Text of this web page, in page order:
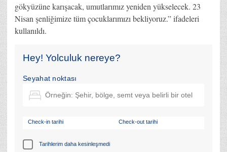
gökyüzüne karışacak, umutlarımız yeniden yükselecek. 23
Nisan şenliğimize tüm çocuklarımızı bekliyoruz.” ifadeleri
kullanıldı.
Hey! Yolculuk nereye?
Seyahat noktası
Check-in tarihi Check-out tarihi
Tarihlerim daha kesinleşmedi